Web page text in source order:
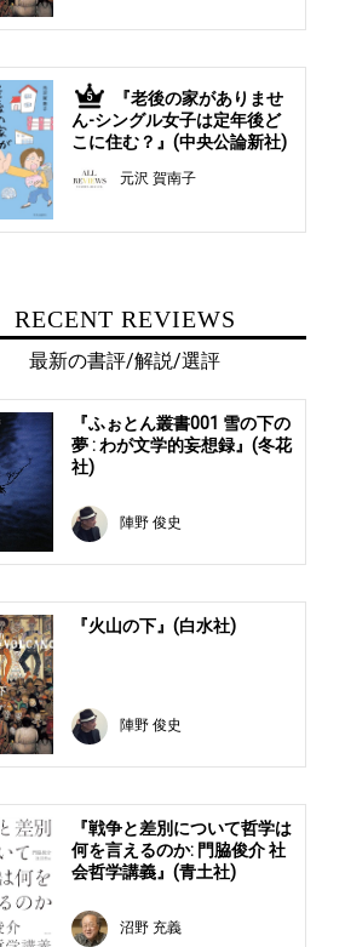
5
『老後の家がありませ
ん-シングル女子は定年後ど
こに住む？』(中央公論新社)
元沢 賀南子
RECENT REVIEWS
最新の書評/解説/選評
『ふぉとん叢書001 雪の下の
夢 : わが文学的妄想録』(冬花
社)
陣野 俊史
『火山の下』(白水社)
陣野 俊史
『戦争と差別について哲学は
何を言えるのか: 門脇俊介 社
会哲学講義』(青土社)
沼野 充義